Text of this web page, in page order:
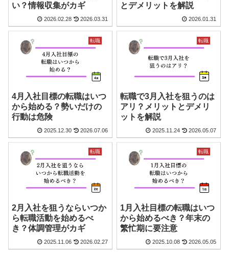
い？情報収集がカギ
2026.02.28 2026.03.31
とデメリットを解説
2026.01.31
転職
4月入社目標の転職はいつ
から始める？勢いだけの
行動は危険
2025.12.30 2026.07.06
転職
転職で3月入社を狙うのは
アリ？メリットとデメリ
ットを解説
2025.11.24 2026.05.07
転職
2月入社を狙うならいつか
ら転職活動を始めるべ
き？体調管理がカギ
2025.11.06 2026.02.27
転職
1月入社目標の転職はいつ
から始めるべき？年末の
繁忙期に要注意
2025.10.08 2026.05.05